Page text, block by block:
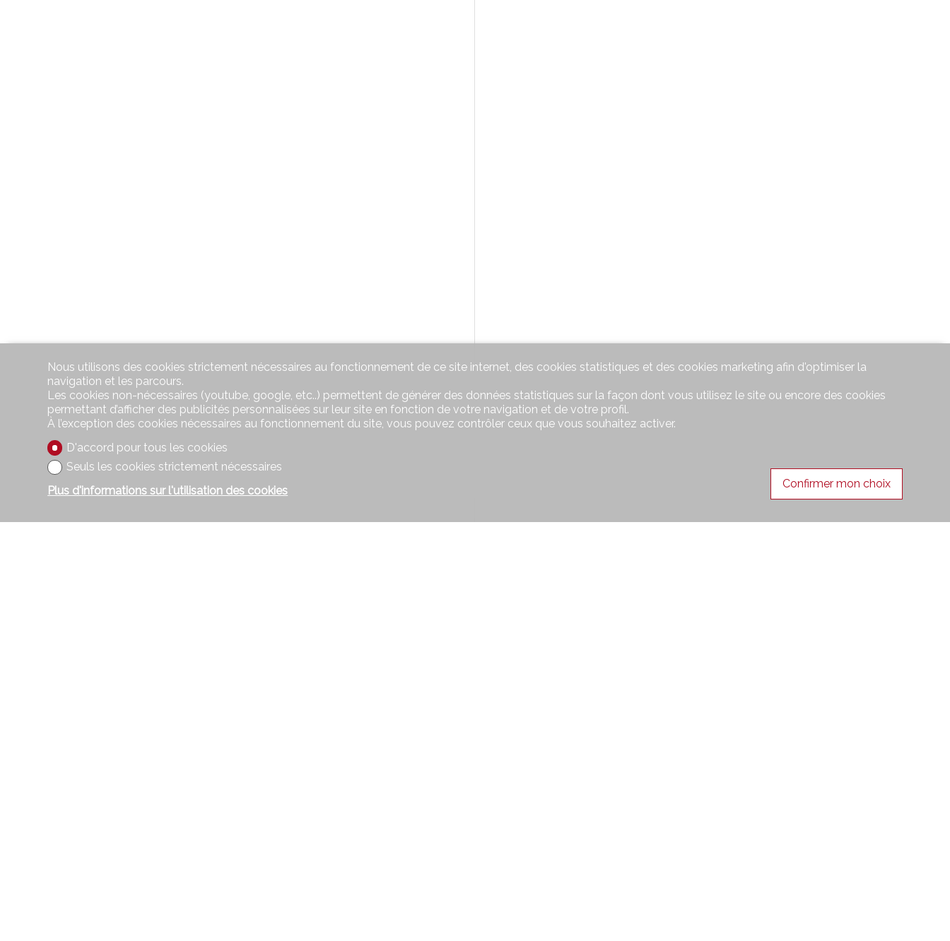
Nous utilisons des cookies strictement nécessaires au fonctionnement de ce site internet, des cookies statistiques et des cookies marketing afin d'optimiser la
navigation et les parcours.
Les cookies non-nécessaires (youtube, google, etc..) permettent de générer des données statistiques sur la façon dont vous utilisez le site ou encore des cookies
permettant d’afficher des publicités personnalisées sur leur site en fonction de votre navigation et de votre profil.
À l’exception des cookies nécessaires au fonctionnement du site, vous pouvez contrôler ceux que vous souhaitez activer.
D'accord pour tous les cookies
Seuls les cookies strictement nécessaires
Plus d'informations sur l'utilisation des cookies
Confirmer mon choix